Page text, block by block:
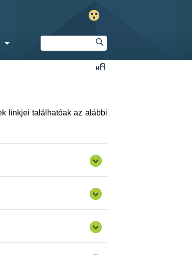
linkjei találhatóak az alábbi